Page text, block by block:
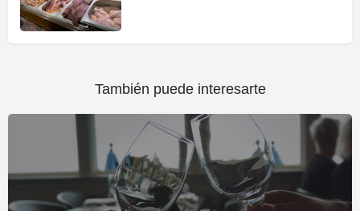
También puede interesarte